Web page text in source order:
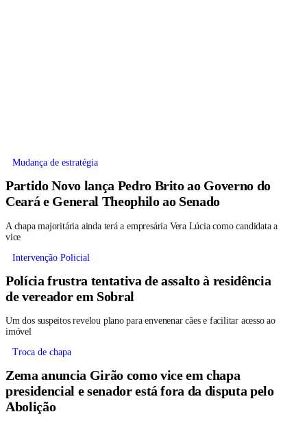
Mudança de estratégia
Partido Novo lança Pedro Brito ao Governo do
Ceará e General Theophilo ao Senado
A chapa majoritária ainda terá a empresária Vera Lúcia como candidata a
vice
Intervenção Policial
Polícia frustra tentativa de assalto à residência
de vereador em Sobral
Um dos suspeitos revelou plano para envenenar cães e facilitar acesso ao
imóvel
Troca de chapa
Zema anuncia Girão como vice em chapa
presidencial e senador está fora da disputa pelo
Abolição